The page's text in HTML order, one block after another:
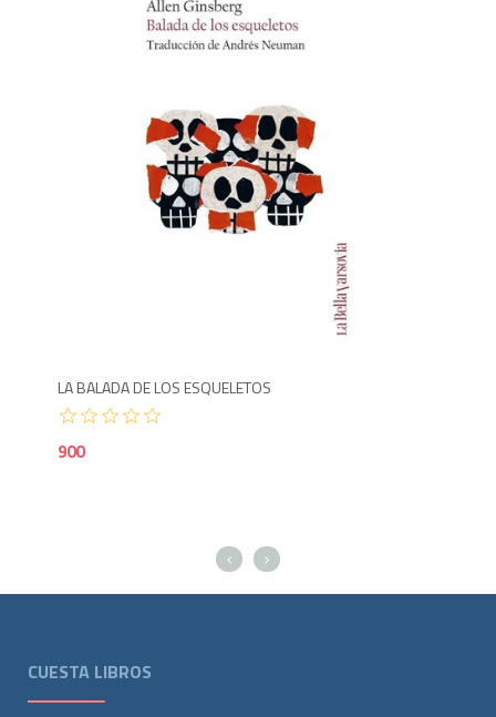
LA BALADA DE LOS ESQUELETOS
900
CUESTA LIBROS